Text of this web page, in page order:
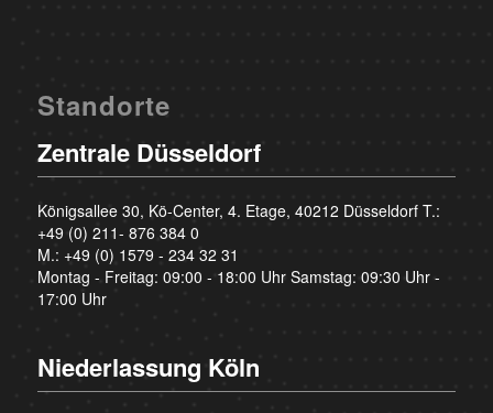
Standorte
Zentrale Düsseldorf
Königsallee 30, Kö-Center, 4. Etage, 40212 Düsseldorf T.:
+49 (0) 211- 876 384 0
M.: +49 (0) 1579 - 234 32 31
Montag - Freitag: 09:00 - 18:00 Uhr Samstag: 09:30 Uhr -
17:00 Uhr
Niederlassung Köln